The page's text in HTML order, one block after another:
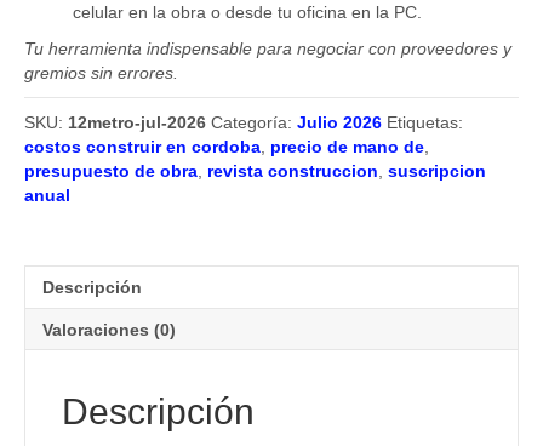
celular en la obra o desde tu oficina en la PC.
Tu herramienta indispensable para negociar con proveedores y
gremios sin errores.
SKU: 12metro-jul-2026 Categoría: Julio 2026 Etiquetas:
costos construir en cordoba precio de mano de
presupuesto de obra revista construccion suscripcion
anual
Descripción
Valoraciones (0)
Descripción